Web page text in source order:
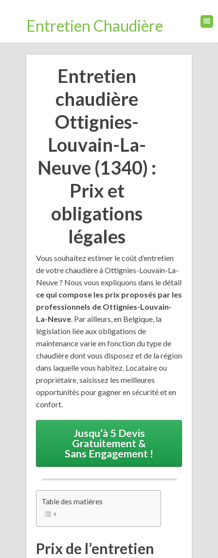
Entretien Chaudière
Entretien
chaudière
Ottignies-
Louvain-La-
Neuve (1340) :
Prix et
obligations
légales
Vous souhaitez estimer le coût d’entretien
de votre chaudière à Ottignies-Louvain-La-
Neuve ? Nous vous expliquons dans le détail
ce qui compose les prix proposés par les
professionnels de Ottignies-Louvain-
La-Neuve. Par ailleurs, en Belgique, la
législation liée aux obligations de
maintenance varie en fonction du type de
chaudière dont vous disposez et de la région
dans laquelle vous habitez. Locataire ou
propriétaire, saisissez les meilleures
opportunités pour gagner en sécurité et en
confort.
Jusqu’à 5 Devis
Gratuitement &
Sans Engagement !
Table des matières
Prix de l’entretien